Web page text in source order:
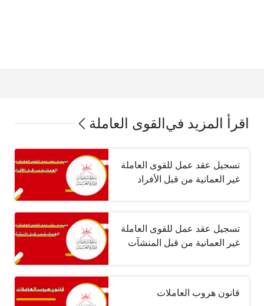
اقرأ المزيد في القوى العاملة
تسجيل عقد عمل للقوى العاملة
غير العمانية من قبل الأفراد
تسجيل عقد عمل للقوى العاملة
غير العمانية من قبل المنشآت
قانون هروب العاملات